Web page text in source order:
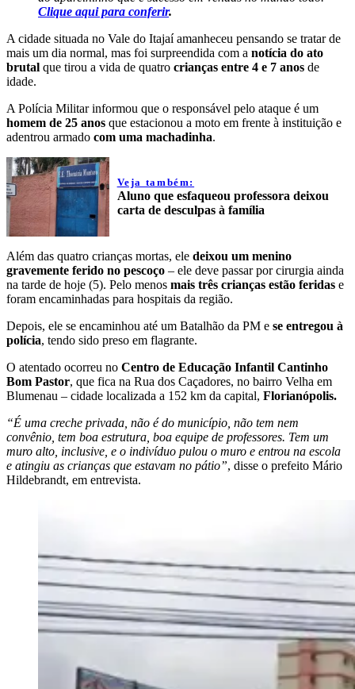
Clique aqui para conferir.
A cidade situada no Vale do Itajaí amanheceu pensando se tratar de
mais um dia normal, mas foi surpreendida com a notícia do ato
brutal que tirou a vida de quatro crianças entre 4 e 7 anos de
idade.
A Polícia Militar informou que o responsável pelo ataque é um
homem de 25 anos que estacionou a moto em frente à instituição e
adentrou armado com uma machadinha.
Veja também:
Aluno que esfaqueou professora deixou
carta de desculpas à família
Além das quatro crianças mortas, ele deixou um menino
gravemente ferido no pescoço – ele deve passar por cirurgia ainda
na tarde de hoje (5). Pelo menos mais três crianças estão feridas e
foram encaminhadas para hospitais da região.
Depois, ele se encaminhou até um Batalhão da PM e se entregou à
polícia, tendo sido preso em flagrante.
O atentado ocorreu no Centro de Educação Infantil Cantinho
Bom Pastor, que fica na Rua dos Caçadores, no bairro Velha em
Blumenau – cidade localizada a 152 km da capital, Florianópolis.
“É uma creche privada, não é do município, não tem nem
convênio, tem boa estrutura, boa equipe de professores. Tem um
muro alto, inclusive, e o indivíduo pulou o muro e entrou na escola
e atingiu as crianças que estavam no pátio”, disse o prefeito Mário
Hildebrandt, em entrevista.